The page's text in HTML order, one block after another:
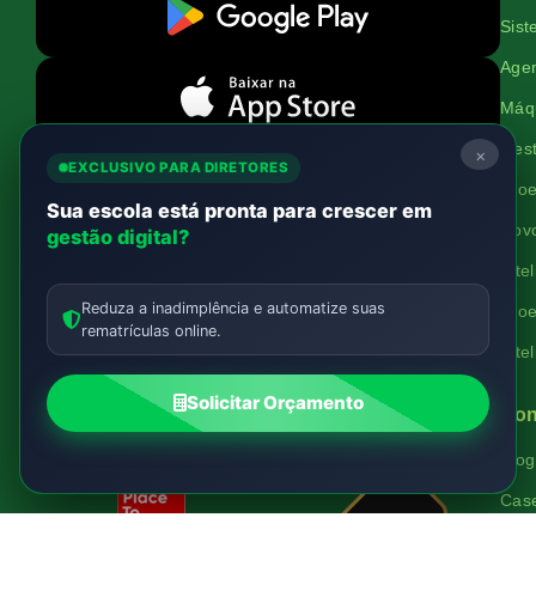
×
EXCLUSIVO PARA DIRETORES
Sua escola está pronta para crescer em
gestão digital?
Reduza a inadimplência e automatize suas
rematrículas online.
Solicitar Orçamento
Institucional
Quem Somos
Trabalhe Conosco
#OrgulhoDeSerProescker
Termos de Serviço
Blog